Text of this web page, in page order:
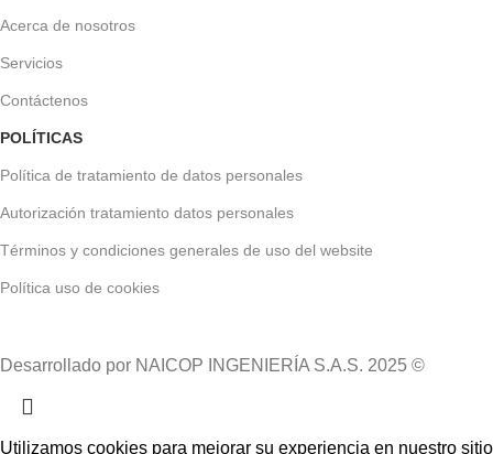
Acerca de nosotros
Servicios
Contáctenos
POLÍTICAS
Política de tratamiento de datos personales
Autorización tratamiento datos personales
Términos y condiciones generales de uso del website
Política uso de cookies
Desarrollado por NAICOP INGENIERÍA S.A.S. 2025 ©
Utilizamos cookies para mejorar su experiencia en nuestro sitio